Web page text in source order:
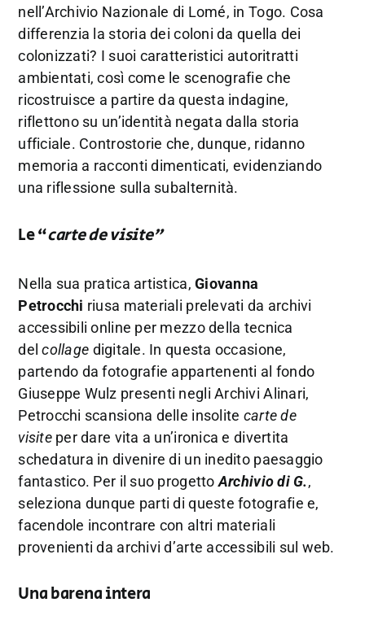
nell’Archivio Nazionale di Lomé, in Togo. Cosa
differenzia la storia dei coloni da quella dei
colonizzati? I suoi caratteristici autoritratti
ambientati, così come le scenografie che
ricostruisce a partire da questa indagine,
riflettono su un’identità negata dalla storia
ufficiale. Controstorie che, dunque, ridanno
memoria a racconti dimenticati, evidenziando
una riflessione sulla subalternità.
Le “carte de visite”
Nella sua pratica artistica,Giovanna
Petrocchi riusa materiali prelevati da archivi
accessibili online per mezzo della tecnica
delcollage digitale. In questa occasione,
partendo da fotografie appartenenti al fondo
Giuseppe Wulz presenti negli Archivi Alinari,
Petrocchi scansiona delle insolite carte de
visite per dare vita a un’ironica e divertita
schedatura in divenire di un inedito paesaggio
fantastico. Per il suo progettoArchivio di G.,
seleziona dunque parti di queste fotografie e,
facendole incontrare con altri materiali
provenienti da archivi d’arte accessibili sul web.
Una barena intera